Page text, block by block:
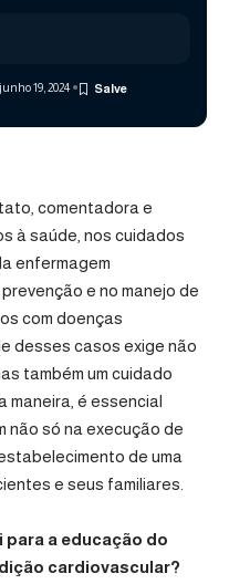
19, 2024
comentadora e
à saúde, nos cuidados
enfermagem
e no manejo de
com doenças
desses casos exige não
também um cuidado
maneira, é essencial
não só na execução de
de uma
e seus familiares.
a educação do
cardiovascular?